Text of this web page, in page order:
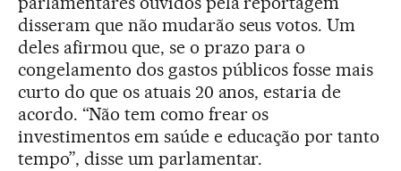
disseram que não mudarão seus votos. Um
deles afirmou que, se o prazo para o
congelamento dos gastos públicos fosse mais
curto do que os atuais 20 anos, estaria de
acordo. “Não tem como frear os
investimentos em saúde e educação por tanto
tempo”, disse um parlamentar.